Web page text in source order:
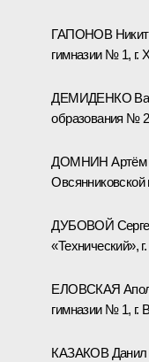
ГАПОНОВ Никита
гимназии № 1, г.
ДЕМИДЕНКО
образования №
ДОМНИН Артём
ДУБОВОЙ Сергей
«Технический»,
ЕЛОВСКАЯ
гимназии № 1, г.
КАЗАКОВ Данил